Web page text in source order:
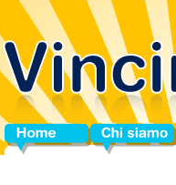
Home Chi siamo